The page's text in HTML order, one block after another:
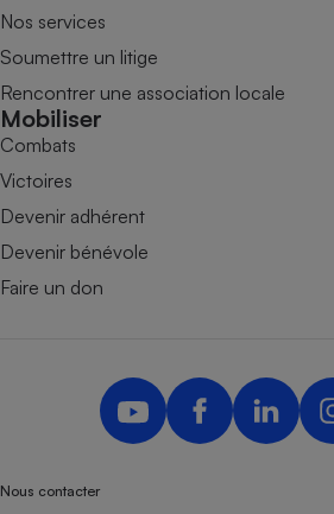
Nos services
Soumettre un litige
Rencontrer une association locale
Mobiliser
Combats
Victoires
Devenir adhérent
Devenir bénévole
Faire un don
Nous contacter